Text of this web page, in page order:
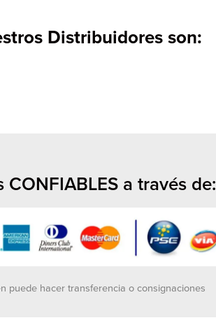
Distribuidores son:
CONFIABLES a través de:
puede hacer transferencia o consignaciones